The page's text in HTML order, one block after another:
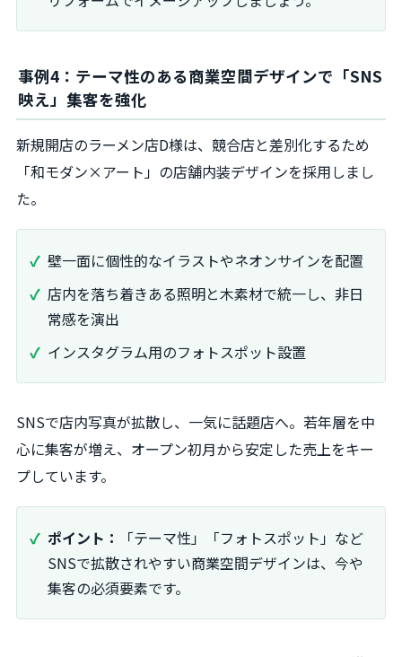
事例4：テーマ性のある商業空間デザインで「SNS
映え」集客を強化
新規開店のラーメン店D様は、競合店と差別化するため
「和モダン×アート」の店舗内装デザインを採用しまし
た。
壁一面に個性的なイラストやネオンサインを配置
店内を落ち着きある照明と木素材で統一し、非日
常感を演出
インスタグラム用のフォトスポット設置
SNSで店内写真が拡散し、一気に話題店へ。若年層を中
心に集客が増え、オープン初月から安定した売上をキー
プしています。
ポイント：
「テーマ性」「フォトスポット」など
SNSで拡散されやすい商業空間デザインは、今や
集客の必須要素です。